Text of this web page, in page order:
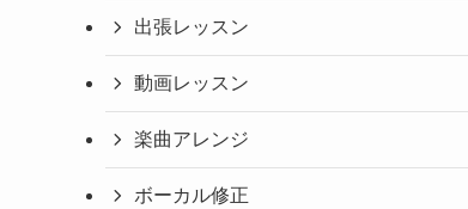
出張レッスン
動画レッスン
楽曲アレンジ
ボーカル修正